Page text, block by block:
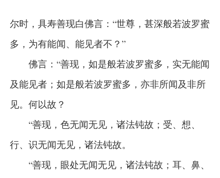
尔时，具寿善现白佛言：“世尊，甚深般若波罗蜜
多，为有能闻、能见者不？”
佛言：“善现，如是般若波罗蜜多，实无能闻
及能见者；如是般若波罗蜜多，亦非所闻及非所
见。何以故？
“善现，色无闻无见，诸法钝故；受、想、
行、识无闻无见，诸法钝故。
“善现，眼处无闻无见，诸法钝故；耳、鼻、